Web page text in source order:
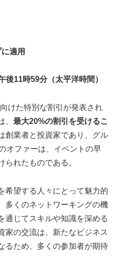
適用
後11時59分（太平洋時間）
けた特別な割引が発表され
、 最大20%の割引を受けるこ
創業者と投資家であり、グル
オファーは、イベントの早
られたものである。
希望する人々にとって魅力的
多くのネットワーキングの機
通じてスキルや知識を深める
家の交流は、新たなビジネス
るため、多くの参加者が期待